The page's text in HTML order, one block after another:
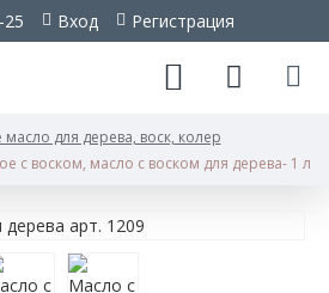
Вход Регистрация
для дерева, воск, колер
с воском, масло с воском для дерева- 1 л